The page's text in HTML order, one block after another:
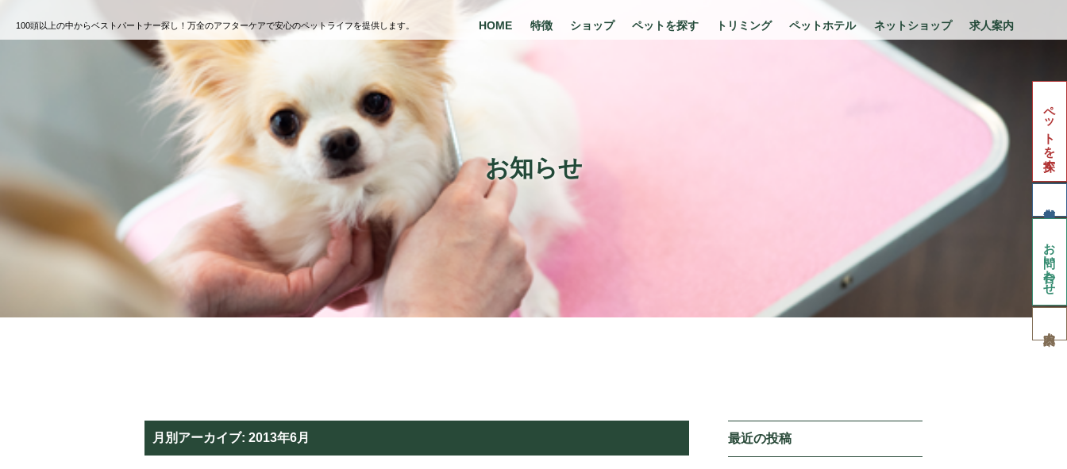
お知らせ
100頭以上の中からベストパートナー探し！万全のアフターケアで安心のペットライフを提供します。 HOME 特徴 ショップ ペットを探す トリミング ペットホテル ネットショップ 求人案内
ペットを探す
お問い合わせ
月別アーカイブ: 2013年6月 最近の投稿